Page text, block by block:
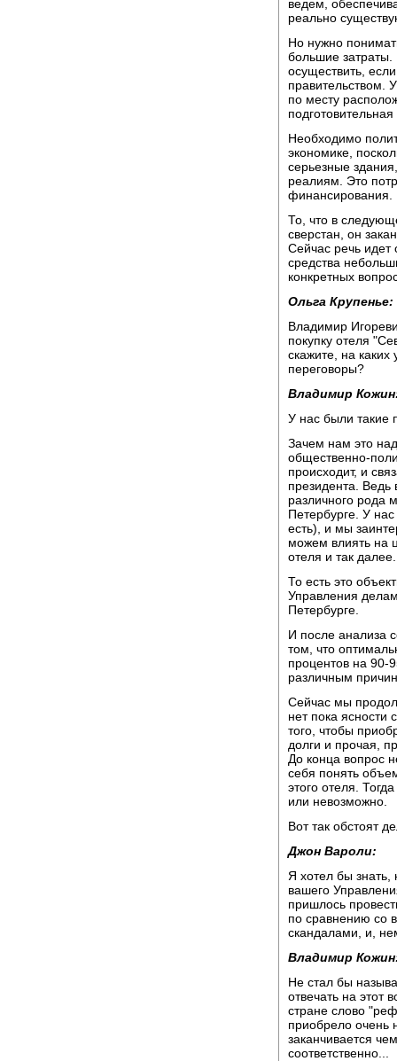
ведем,
реально
Но нужно
большие
осуществить,
правительством.
по месту
Необходимо
экономике,
серьезные
реалиям. Это
финансирования.
То, что в
сверстан, он
Сейчас речь идет
средства
конкретных
Ольга Крупенье:
Владимир
покупку отеля
скажите, на каких
переговоры?
Владимир
У нас были такие
Зачем нам это
общественно-
происходит, и
президента. Ведь
различного рода
Петербурге. У
есть), и мы
можем влиять на
отеля и так далее.
То есть это
Управления
Петербурге.
И после анализа
том, что
процентов на 90-
различным
Сейчас мы
нет пока ясности
того, чтобы
долги и прочая,
До конца вопрос
себя понять
этого отеля.
или невозможно.
Вот так обстоят
Джон Вароли:
Я хотел бы знать,
вашего
пришлось
по сравнению со
скандалами, и,
Владимир
Не стал бы
отвечать на этот
стране слово
приобрело очень
заканчивается
соответственно...